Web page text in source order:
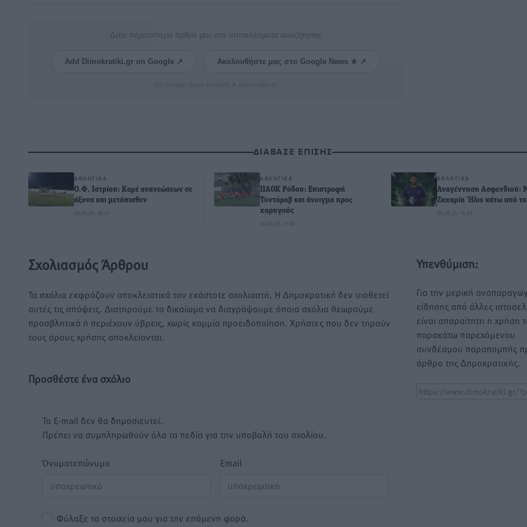
Δείτε περισσότερα άρθρα μας στα αποτελέσματα αναζήτησης
Add Dimokratiki.gr on Google ↗ Ακολουθήστε μας στο Google News ★ ↗
ΔΙΑΒΑΣΕ ΕΠΙΣΗΣ
ΑΘΛΗΤΙΚΆ
Ο.Φ. Ιστρίου: Καρέ ανανεώσεων σε
άξονα και μετόπισθεν
05.08.26 · 18:34
ΑΘΛΗΤΙΚΆ
ΠΑΟΚ Ρόδου: Επιστροφή
Τοντόροβ και άνοιγμα προς
χορηγούς
05.08.26 · 17:44
ΑΘΛΗΤΙΚΆ
Αναγέννηση Ασφενδιού:
Ζαχαρία Ήλιο κάτω από τα
05.08.26 · 16:44
Σχολιασμός Άρθρου
Τα σχόλια εκφράζουν αποκλειστικά τον εκάστοτε σχολιαστή. Η Δημοκρατική δεν υιοθετεί
αυτές τις απόψεις. Διατηρούμε το δικαίωμα να διαγράψουμε όποια σχόλια θεωρούμε
προσβλητικά ή περιέχουν ύβρεις, χωρίς καμμία προειδοποίηση. Χρήστες που δεν τηρούν
τους όρους χρήσης αποκλείονται.
Προσθέστε ένα σχόλιο
Το E-mail δεν θα δημοσιευτεί.
Πρέπει να συμπληρωθούν όλα τα πεδία για την υποβολή του σχολίου.
Όνοματεπώνυμο Email
Φύλαξε τα στοιχεία μου για την επόμενη φορά.
Υπενθύμιση:
Για την μερική
είδησης από άλλες
είναι απαραίτητη η χρήση
παρακάτω παρεχόμενου
συνδέσμου παραπομπής
άρθρο της Δημοκρατικής.